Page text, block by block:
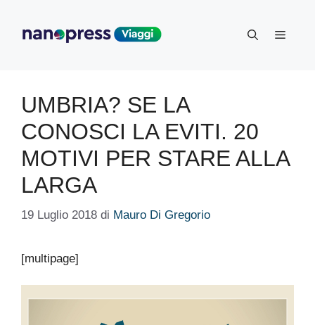
contenuto
Menu
UMBRIA? SE LA
CONOSCI LA EVITI. 20
MOTIVI PER STARE ALLA
LARGA
19 Luglio 2018 di Mauro Di Gregorio
[multipage]